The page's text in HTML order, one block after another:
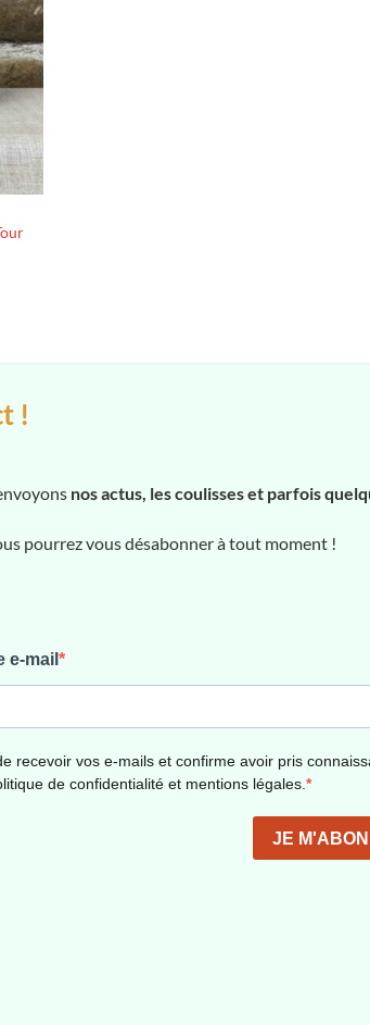
!
nos actus, les coulisses et parfois
pourrez vous désabonner à tout moment !